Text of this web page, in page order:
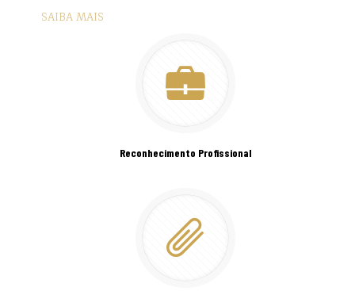
SAIBA MAIS
Reconhecimento Profissional